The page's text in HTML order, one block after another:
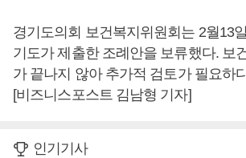
경기도의회 보건복지위원회는 2월13
기도가 제출한 조례안을 보류했다. 보
가 끝나지 않아 추가적 검토가 필요하
[비즈니스포스트 김남형 기자]
인기기사